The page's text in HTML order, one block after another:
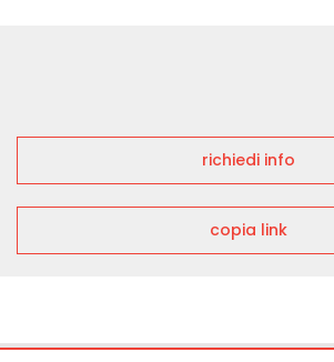
richiedi info
copia link